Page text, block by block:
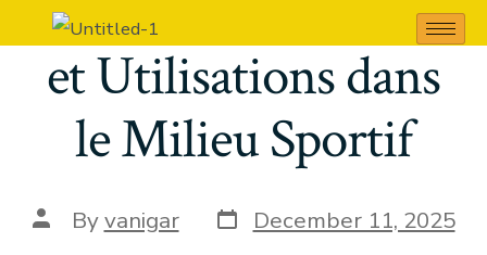
et Utilisations dans
le Milieu Sportif
Byvanigar December 11, 2025